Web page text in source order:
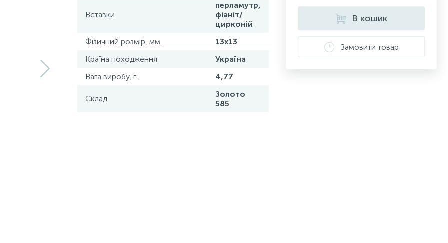
Вставки
перламутр,
фіаніт/
цирконій
Фізичний розмір, мм.
13x13
Країна походження
Україна
Вага виробу, г.
4,77
Склад
Золото
585
В кошик
Замовити товар